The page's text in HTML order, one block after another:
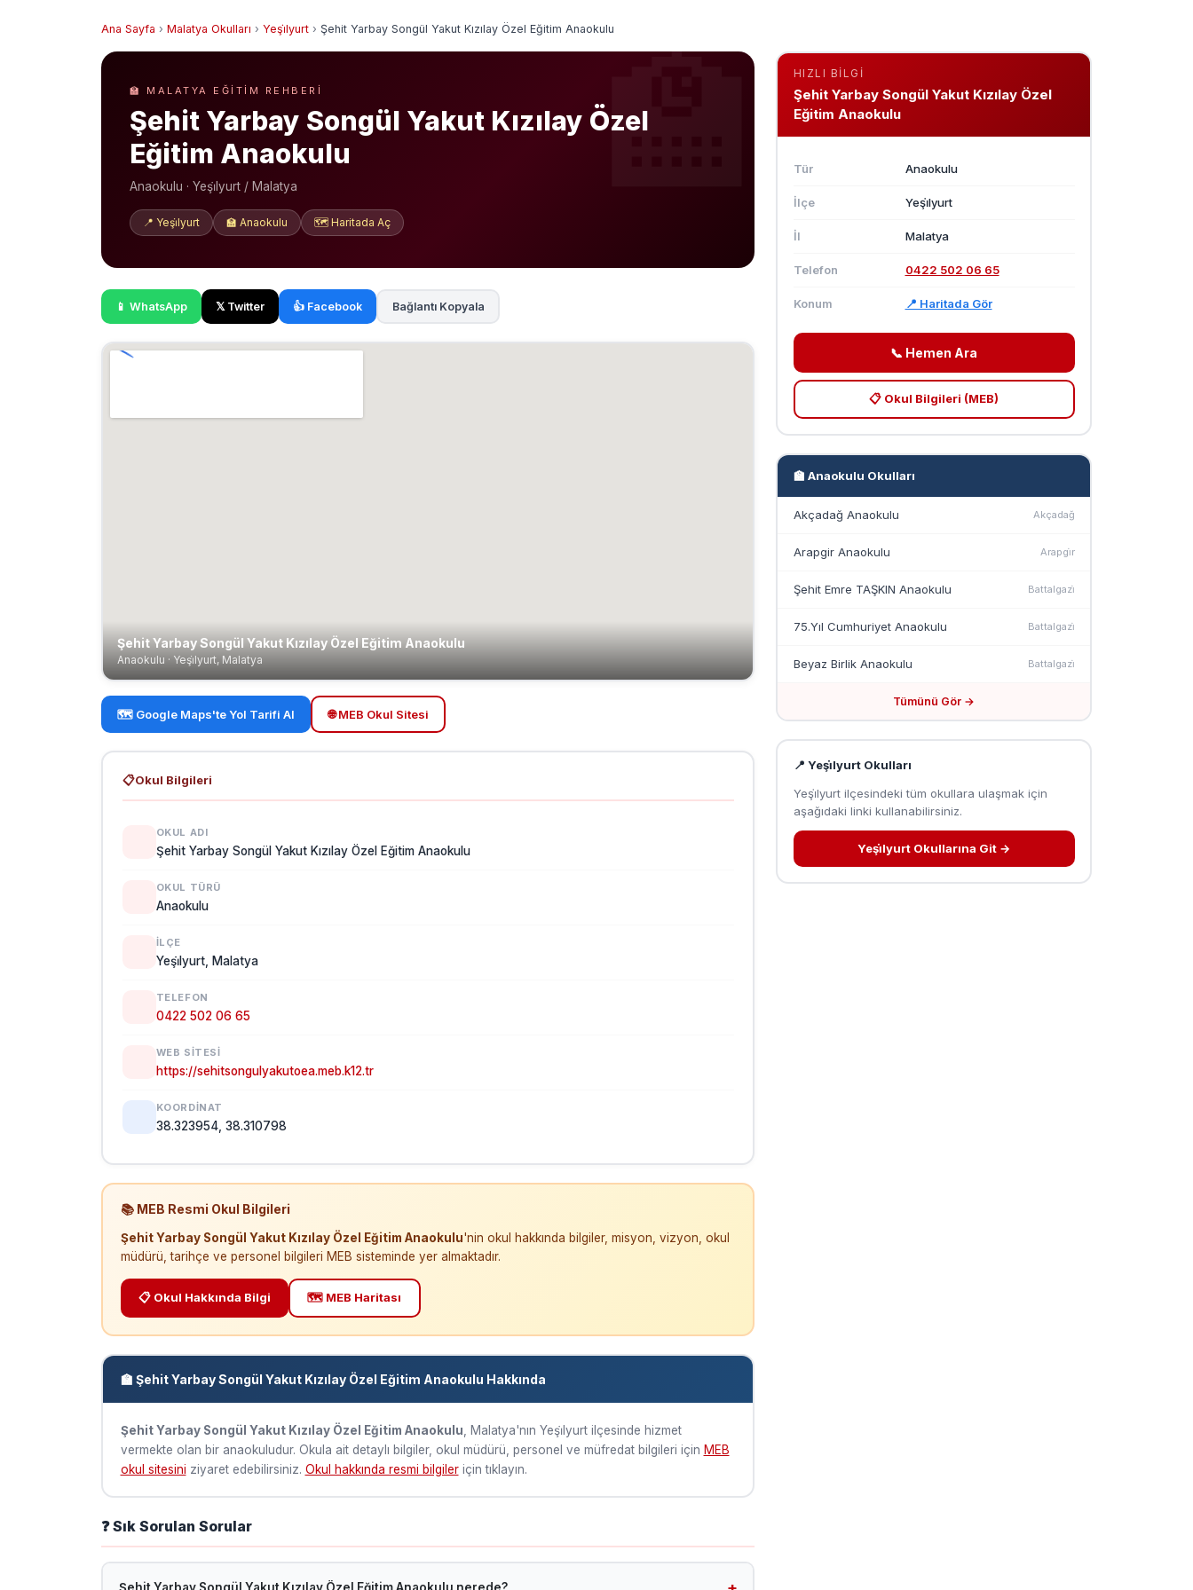
Ana Sayfa › Malatya Okulları › Yeşi̇lyurt › Şehit Yarbay Songül Yakut Kızılay Özel Eğitim Anaokulu
🏫 MALATYA EĞITIM REHBERI
Şehit Yarbay Songül Yakut Kızılay Özel
Eğitim Anaokulu
Anaokulu · Yeşi̇lyurt / Malatya
📍 Yeşi̇lyurt 🏫 Anaokulu 🗺️ Haritada Aç
📱 WhatsApp 𝕏 Twitter 👍 Facebook Bağlantı Kopyala
Şehit Yarbay Songül Yakut Kızılay Özel Eğitim Anaokulu
Anaokulu · Yeşi̇lyurt, Malatya
🗺️ Google Maps'te Yol Tarifi Al 🌐 MEB Okul Sitesi
📋Okul Bilgileri
OKUL ADI
Şehit Yarbay Songül Yakut Kızılay Özel Eğitim Anaokulu
OKUL TÜRÜ
Anaokulu
İLÇE
Yeşi̇lyurt, Malatya
TELEFON
0422 502 06 65
WEB SITESI
https://sehitsongulyakutoea.meb.k12.tr
KOORDINAT
38.323954, 38.310798
📚 MEB Resmi Okul Bilgileri
Şehit Yarbay Songül Yakut Kızılay Özel Eğitim Anaokulu'nin okul hakkında bilgiler, misyon, vizyon, okul
müdürü, tarihçe ve personel bilgileri MEB sisteminde yer almaktadır.
📋 Okul Hakkında Bilgi 🗺️ MEB Haritası
🏫 Şehit Yarbay Songül Yakut Kızılay Özel Eğitim Anaokulu Hakkında
Şehit Yarbay Songül Yakut Kızılay Özel Eğitim Anaokulu , Malatya'nın Yeşi̇lyurt ilçesinde hizmet
vermekte olan bir anaokuludur. Okula ait detaylı bilgiler, okul müdürü, personel ve müfredat bilgileri için MEB
okul sitesini ziyaret edebilirsiniz. Okul hakkında resmi bilgileriçin tıklayın.
❓ Sık Sorulan Sorular
HIZLI BILGI
Şehit Yarbay Songül Yakut Kızılay Özel
Eğitim Anaokulu
Tür Anaokulu
İlçe Yeşi̇lyurt
İl Malatya
Telefon 0422 502 06 65
Konum 📍 Haritada Gör
📞 Hemen Ara
📋 Okul Bilgileri (MEB)
🏫 Anaokulu Okulları
Akçadağ Anaokulu Akçadağ
Arapgir Anaokulu Arapgi̇r
Şehit Emre TAŞKIN Anaokulu Battalgazi̇
75.Yıl Cumhuriyet Anaokulu Battalgazi̇
Beyaz Birlik Anaokulu Battalgazi̇
Tümünü Gör →
📍 Yeşi̇lyurt Okulları
Yeşi̇lyurt ilçesindeki tüm okullara ulaşmak için
aşağıdaki linki kullanabilirsiniz.
Yeşi̇lyurt Okullarına Git →